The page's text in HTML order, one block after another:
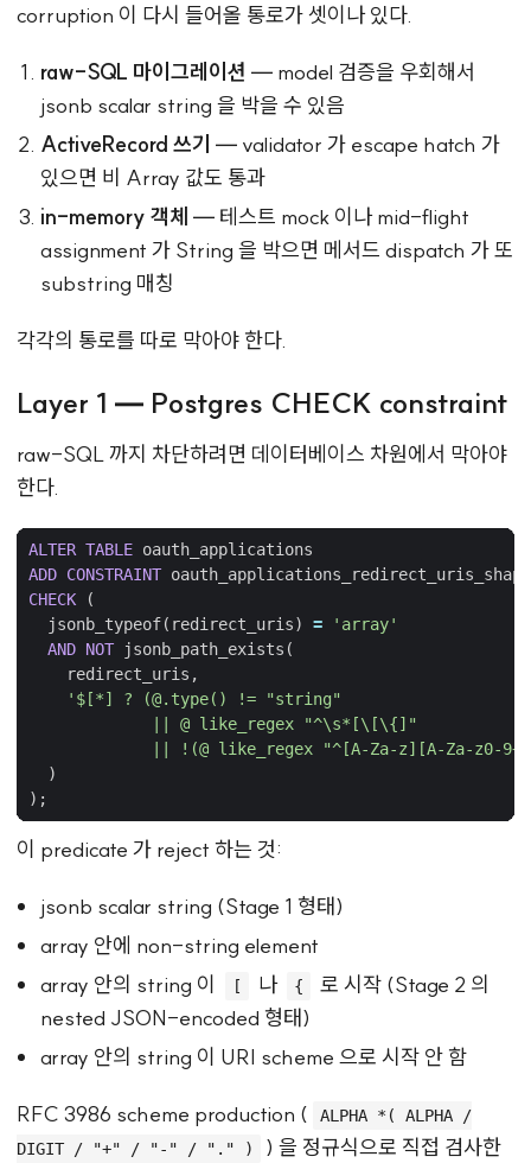
corruption 이 다시 들어올 통로가 셋이나 있다.
raw-SQL 마이그레이션 — model 검증을 우회해서
jsonb scalar string 을 박을 수 있음
ActiveRecord 쓰기 — validator 가 escape hatch 가
있으면 비 Array 값도 통과
in-memory 객체 — 테스트 mock 이나 mid-flight
assignment 가 String 을 박으면 메서드 dispatch 가 또
substring 매칭
각각의 통로를 따로 막아야 한다.
Layer 1 — Postgres CHECK constraint
raw-SQL 까지 차단하려면 데이터베이스 차원에서 막아야
한다.
ALTER TABLE oauth_applications
ADD CONSTRAINT oauth_applications_redirect_uris_shape
CHECK
(
jsonb_typeof( redirect_uris) =
'array'
AND NOT jsonb_path_exists (
redirect_uris ,
|| !(@ like_regex "^[A-Za-z][A-Za-z0-
)
);
이 predicate 가 reject 하는 것:
jsonb scalar string (Stage 1 형태)
array 안에 non-string element
array 안의 string 이
[ 나 {
로 시작 (Stage 2 의
nested JSON-encoded 형태)
array 안의 string 이 URI scheme 으로 시작 안 함
RFC 3986 scheme production (
ALPHA *( ALPHA /
DIGIT / "+" / "-" / "." )
) 을 정규식으로 직접 검사한